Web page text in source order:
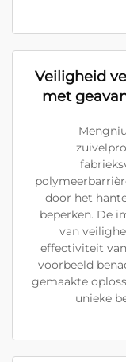
Veiligheid
met
door het
beperken. De
van
effectiviteit
voorbeeld
gemaakte
unieke